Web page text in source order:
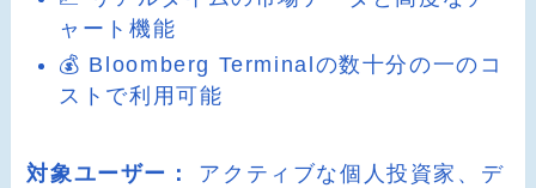
ャート機能
💰 Bloomberg Terminalの数十分の一のコ
ストで利用可能
対象ユーザー：
アクティブな個人投資家、デ